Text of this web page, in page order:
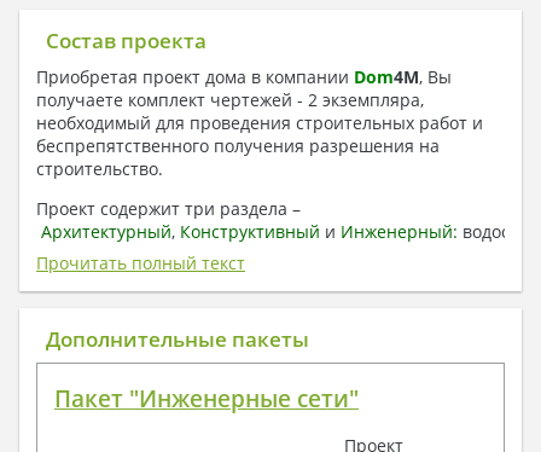
Состав проекта
Приобретая проект дома в компании Dom4M, Вы
получаете комплект чертежей - 2 экземпляра,
необходимый для проведения строительных работ и
беспрепятственного получения разрешения на
строительство.
Проект содержит три раздела –
Архитектурный, Конструктивный и Инженерный:
отопление, вентиляция, канализация,
электроснабжение (приобретается за дополнительную
плату) + Пояснительная записка.
1. Архитектурный раздел:
План координационных осей
Прочитать полный текст
Дополнительные пакеты
Пакет "Инженерные сети"
Проект